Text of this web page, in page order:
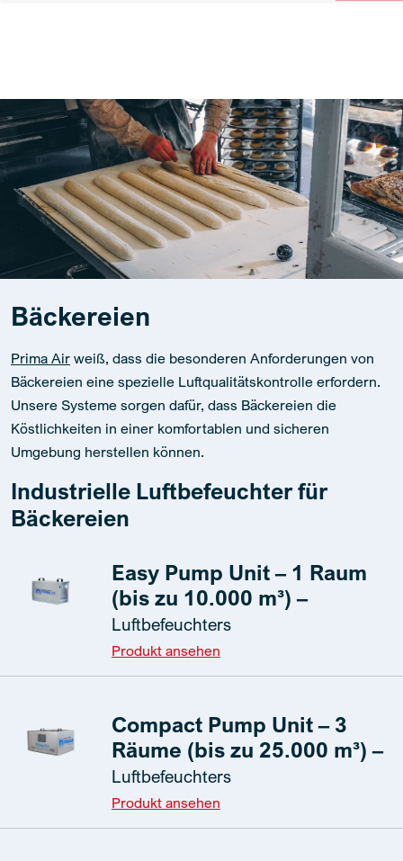
Bäckereien
Prima Air weiß, dass die besonderen Anforderungen von
Bäckereien eine spezielle Luftqualitätskontrolle erfordern.
Unsere Systeme sorgen dafür, dass Bäckereien die
Köstlichkeiten in einer komfortablen und sicheren
Umgebung herstellen können.
Industrielle Luftbefeuchter für
Bäckereien
Easy Pump Unit – 1 Raum
(bis zu 10.000 m³) –
Luftbefeuchters
Produkt ansehen
Compact Pump Unit – 3
Räume (bis zu 25.000 m³) –
Luftbefeuchters
Produkt ansehen